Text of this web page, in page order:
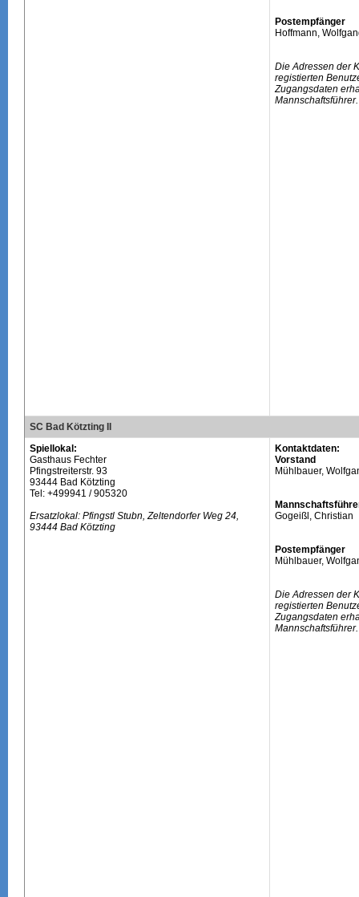
Postempfänger
Hoffmann,
Die Adressen der
registierten
Zugangsdaten
Mannschaftsführer.
SC Bad Kötzting II
Spiellokal:
Gasthaus Fechter
Pfingstreiterstr. 93
93444 Bad Kötzting
Tel: +499941 / 905320
Ersatzlokal: Pfingstl Stubn, Zeltendorfer Weg 24,
93444 Bad Kötzting
Kontaktdaten:
Vorstand
Mühlbauer,
Gogeißl, Christian
Postempfänger
Mühlbauer,
Die Adressen der
registierten
Zugangsdaten
Mannschaftsführer.